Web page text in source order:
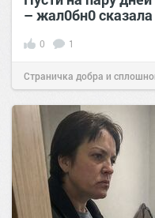
– жал0бн0 сказала
0 1
Страничка добра и
позитива!14:5623 сен 2024